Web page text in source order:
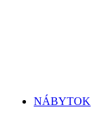
NÁBYTOK